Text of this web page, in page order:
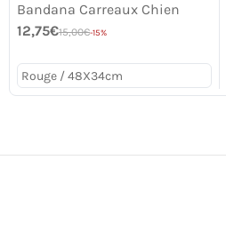
Bandana Carreaux Chien
12,75€15,00€-15%